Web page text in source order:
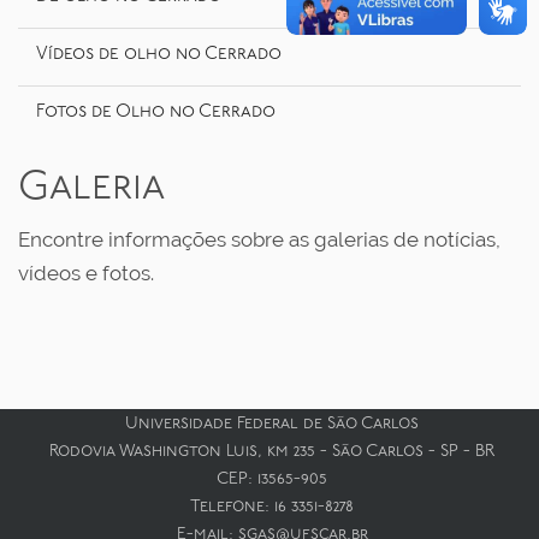
Vídeos de olho no Cerrado
Fotos de Olho no Cerrado
Galeria
Encontre informações sobre as galerias de notícias,
vídeos e fotos.
Universidade Federal de São Carlos
Rodovia Washington Luis, km 235 - São Carlos - SP - BR
CEP: 13565-905
Telefone: 16 3351-8278
E-mail: sgas@ufscar.br